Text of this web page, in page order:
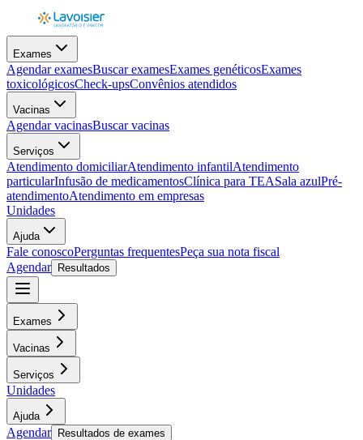
Exames
Agendar examesBuscar examesExames genéticosExames
toxicológicosCheck-upsConvênios atendidos
Vacinas
Agendar vacinasBuscar vacinas
Serviços
Atendimento domiciliarAtendimento infantilAtendimento
particularInfusão de medicamentosClínica para TEASala azulPré-
atendimentoAtendimento em empresas
Unidades
Ajuda
Fale conoscoPerguntas frequentesPeça sua nota fiscal
Agendar
Resultados
Exames
Vacinas
Serviços
Unidades
Ajuda
Agendar Resultados de exames